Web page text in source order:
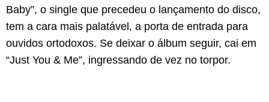
Baby”, o single que precedeu o lançamento do disco,
tem a cara mais palatável, a porta de entrada para
ouvidos ortodoxos. Se deixar o álbum seguir, cai em
“Just You & Me”, ingressando de vez no torpor.